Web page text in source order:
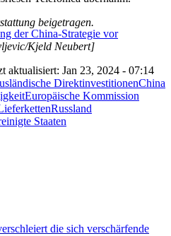
der China-Strategie vor
beigetragen.
Kjeld Neubert]
aktualisiert: Jan 23, 2024 - 07:14
DirektinvestitionenChina
Europäische Kommission
Russland
Staaten
die sich verschärfende